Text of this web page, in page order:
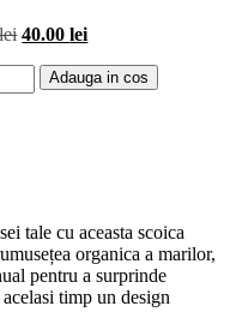
lei Prețul
fost:
40.00lei
este:
Adauga in cos
tale cu aceasta scoica
organica a marilor,
pentru a surprinde
timp un design